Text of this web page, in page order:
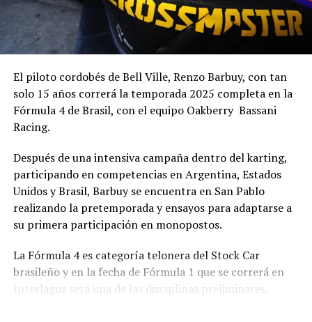
El piloto cordobés de Bell Ville, Renzo Barbuy, con tan
solo 15 años correrá la temporada 2025 completa en la
Fórmula 4 de Brasil, con el equipo Oakberry Bassani
Racing.
Después de una intensiva campaña dentro del karting,
participando en competencias en Argentina, Estados
Unidos y Brasil, Barbuy se encuentra en San Pablo
realizando la pretemporada y ensayos para adaptarse a
su primera participación en monopostos.
La Fórmula 4 es categoría telonera del Stock Car
brasileño y en la fecha de Fórmula 1 que se correrá en
Interlagos será una de las disciplinas preliminares.